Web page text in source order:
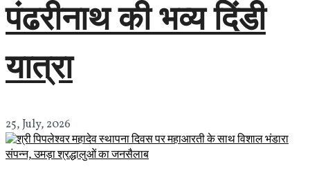
पंढरीनाथ की भव्य दिंडी
यात्रा
25, July, 2026